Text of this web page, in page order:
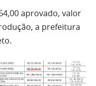
aprovado, valor
a prefeitura